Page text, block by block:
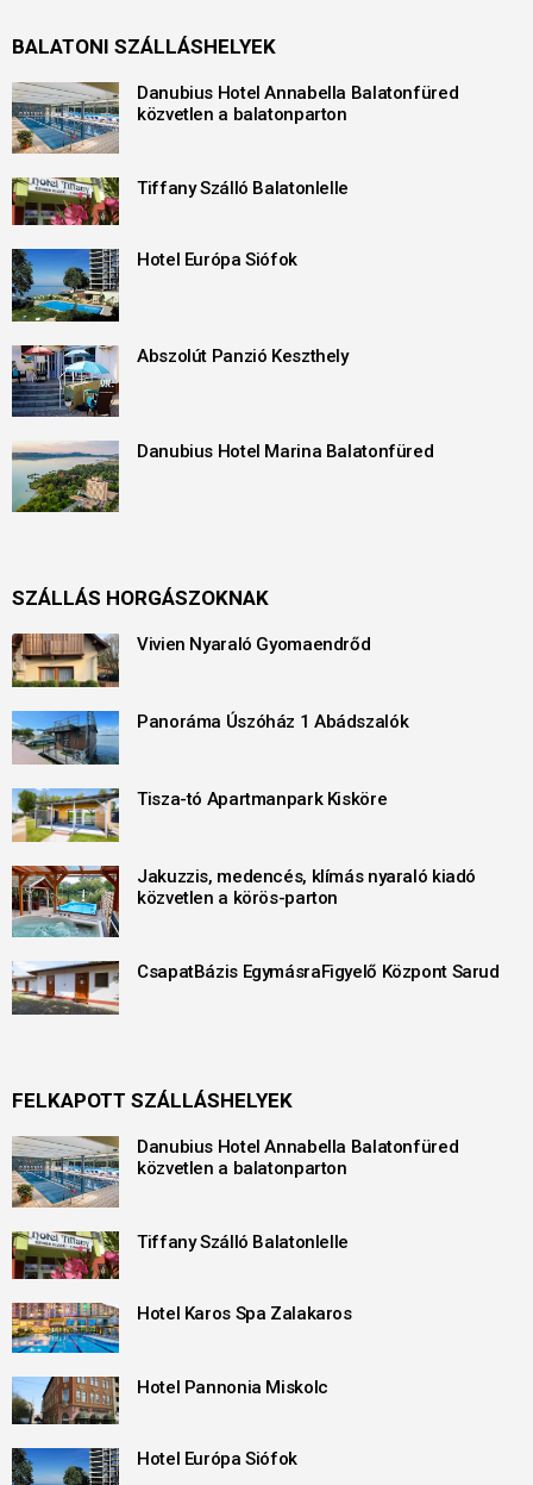
BALATONI SZÁLLÁSHELYEK
Danubius Hotel Annabella Balatonfüred
közvetlen a balatonparton
Tiffany Szálló Balatonlelle
Hotel Európa Siófok
Abszolút Panzió Keszthely
Danubius Hotel Marina Balatonfüred
SZÁLLÁS HORGÁSZOKNAK
Vivien Nyaraló Gyomaendrőd
Panoráma Úszóház 1 Abádszalók
Tisza-tó Apartmanpark Kisköre
Jakuzzis, medencés, klímás nyaraló kiadó
közvetlen a körös-parton
CsapatBázis EgymásraFigyelő Központ Sarud
FELKAPOTT SZÁLLÁSHELYEK
Danubius Hotel Annabella Balatonfüred
közvetlen a balatonparton
Tiffany Szálló Balatonlelle
Hotel Karos Spa Zalakaros
Hotel Pannonia Miskolc
Hotel Európa Siófok